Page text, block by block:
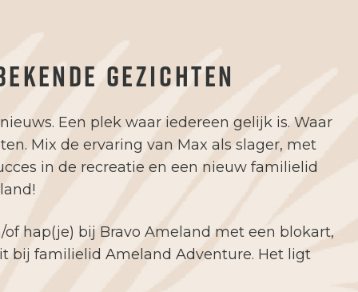
GEZICHTEN
Een plek waar iedereen gelijk is. Waar
Mix de ervaring van Max als slager, met
in de recreatie en een nieuw familielid
hap(je) bij Bravo Ameland met een blokart,
bij familielid Ameland Adventure. Het ligt